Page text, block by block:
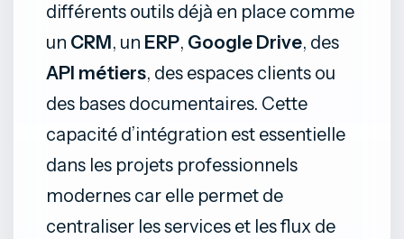
différents outils déjà en place comme
un CRM, un ERP, Google Drive, des
API métiers, des espaces clients ou
des bases documentaires. Cette
capacité d’intégration est essentielle
dans les projets professionnels
modernes car elle permet de
centraliser les services et les flux de